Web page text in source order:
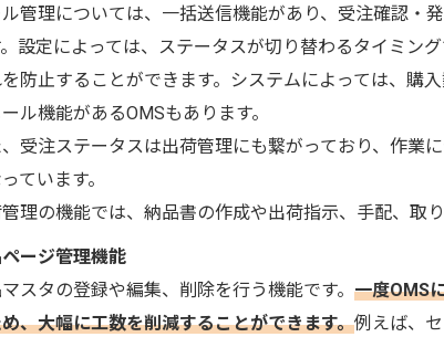
ル管理については、一括送信機能があり、受注確認・
。設定によっては、ステータスが切り替わるタイミン
防止することができます。システムによっては、購
ル機能があるOMSもあります。
、受注ステータスは出荷管理にも繋がっており、作業
ています。
理の機能では、納品書の作成や出荷指示、手配、取り
ージ管理機能
スタの登録や編集、削除を行う機能です。 一度OMS
、大幅に工数を削減することができます。例えば、